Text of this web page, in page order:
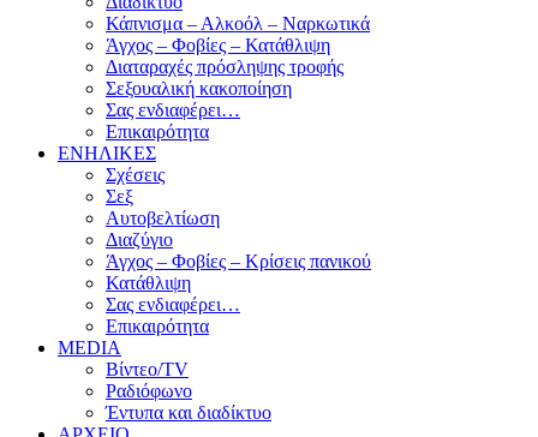
Κάπνισμα – Αλκοόλ – Ναρκωτικά
Άγχος – Φοβίες – Κατάθλιψη
Διαταραχές πρόσληψης τροφής
Σεξουαλική κακοποίηση
Σας ενδιαφέρει…
Επικαιρότητα
ΕΝΗΛΙΚΕΣ
Σχέσεις
Σεξ
Αυτοβελτίωση
Διαζύγιο
Άγχος – Φοβίες – Κρίσεις πανικού
Κατάθλιψη
Σας ενδιαφέρει…
Επικαιρότητα
MEDIA
Βίντεο/TV
Ραδιόφωνο
Έντυπα και διαδίκτυο